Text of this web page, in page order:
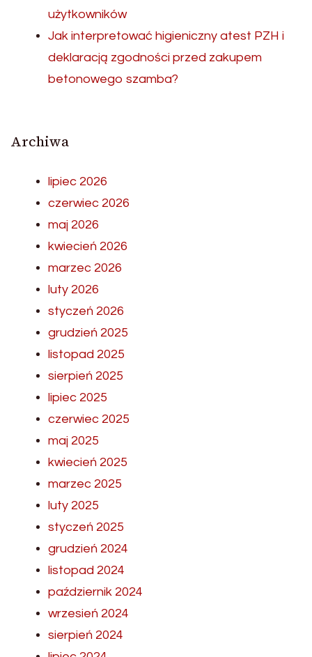
użytkowników
Jak interpretować higieniczny atest PZH i
deklaracją zgodności przed zakupem
betonowego szamba?
Archiwa
lipiec 2026
czerwiec 2026
maj 2026
kwiecień 2026
marzec 2026
luty 2026
styczeń 2026
grudzień 2025
listopad 2025
sierpień 2025
lipiec 2025
czerwiec 2025
maj 2025
kwiecień 2025
marzec 2025
luty 2025
styczeń 2025
grudzień 2024
listopad 2024
październik 2024
wrzesień 2024
sierpień 2024